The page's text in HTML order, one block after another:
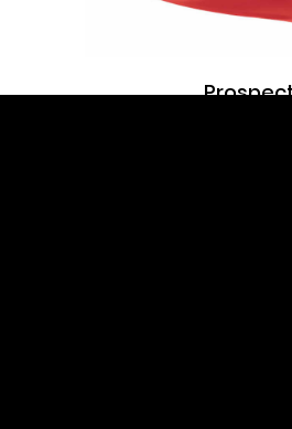
Tous droits réservés